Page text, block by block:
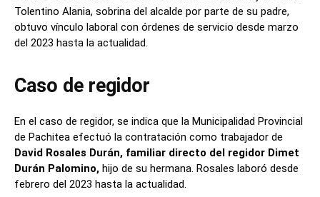
Tolentino Alania, sobrina del alcalde por parte de su padre,
obtuvo vínculo laboral con órdenes de servicio desde marzo
del 2023 hasta la actualidad.
Caso de regidor
En el caso de regidor, se indica que la Municipalidad Provincial
de Pachitea efectuó la contratación como trabajador de
David Rosales Durán, familiar directo del regidor Dimet
Durán Palomino, hijo de su hermana. Rosales laboró desde
febrero del 2023 hasta la actualidad.